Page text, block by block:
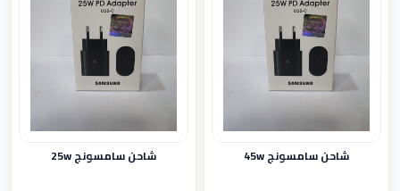
شاحن سامسونج 45w شاحن سامسونج 25w